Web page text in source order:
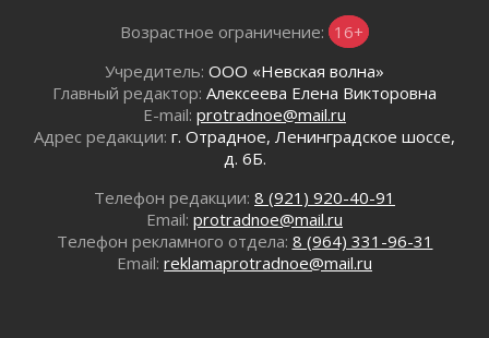
В музей всей семьёй
01 августа 2026
Без заявлений и очередей
01 августа 2026
Не женское это дело...уверены?
01 августа 2026
01 августа 2026
Айда на пляж!
01 августа 2026
Возрастное ограничение: 16+
Учредитель: ООО «Невская волна»
Главный редактор: Алексеева Елена Викторовна
E-mail: protradnoe@mail.ru
Адрес редакции: г. Отрадное, Ленинградское шоссе,
д. 6Б.
Телефон редакции: 8 (921) 920-40-91
Email: protradnoe@mail.ru
Телефон рекламного отдела: 8 (964) 331-96-31
Email: reklamaprotradnoe@mail.ru